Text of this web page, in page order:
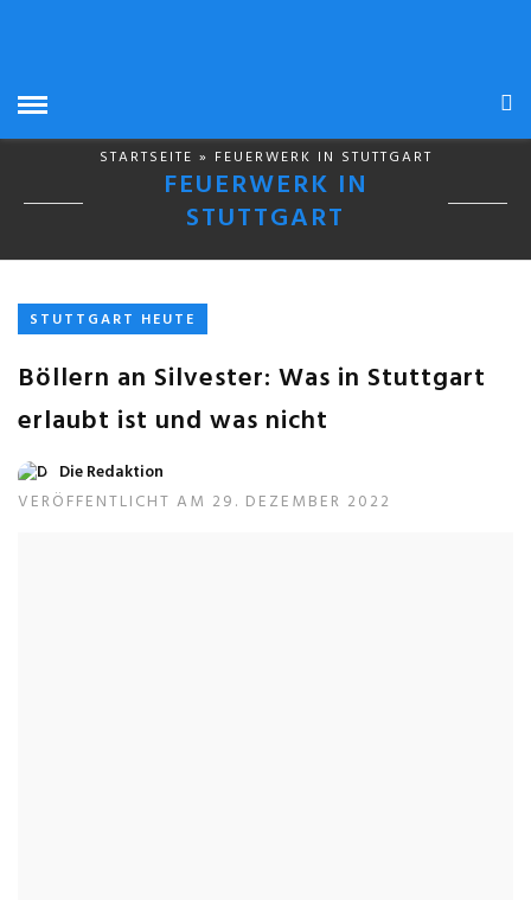
STARTSEITE » FEUERWERK IN STUTTGART
FEUERWERK IN
STUTTGART
STUTTGART HEUTE
Böllern an Silvester: Was in Stuttgart
erlaubt ist und was nicht
Die Redaktion
VERÖFFENTLICHT AM 29. DEZEMBER 2022